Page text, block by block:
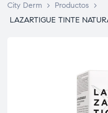
City Derm > Productos
>
LAZARTIGUE TINTE